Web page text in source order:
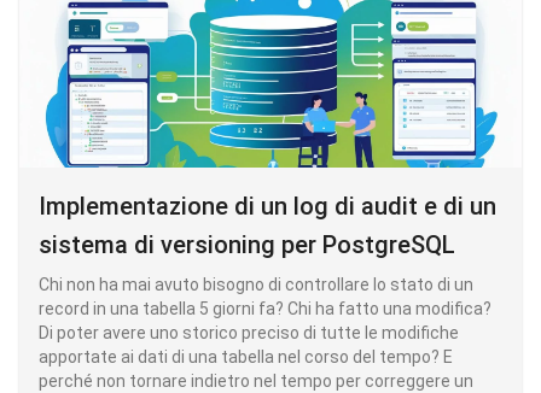
Implementazione di un log di audit e di un
sistema di versioning per PostgreSQL
Chi non ha mai avuto bisogno di controllare lo stato di un
record in una tabella 5 giorni fa? Chi ha fatto una modifica?
Di poter avere uno storico preciso di tutte le modifiche
apportate ai dati di una tabella nel corso del tempo? E
perché non tornare indietro nel tempo per correggere un